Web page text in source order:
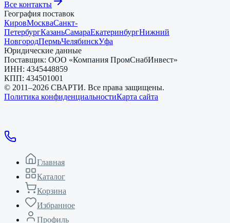
Все контакты
География поставок
КировМоскваСанкт-
ПетербургКазаньСамараЕкатеринбургНижний
НовгородПермьЧелябинскУфа
Юридические данные
Поставщик: ООО «Компания ПромСнабИнвест»
ИНН: 4345448859
КПП: 434501001
© 2011–2026 СВАРТИ. Все права защищены.
Политика конфиденциальностиКарта сайта
Главная
Каталог
Корзина
Избранное
Профиль